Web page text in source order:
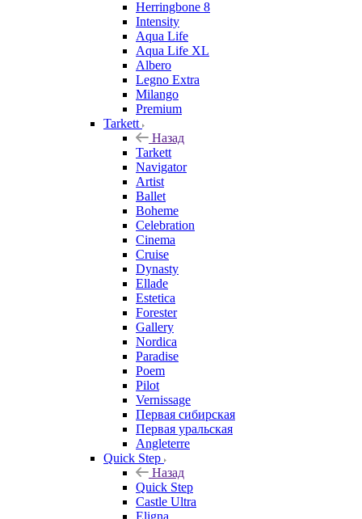
Herringbone 8
Intensity
Aqua Life
Aqua Life XL
Albero
Legno Extra
Milango
Premium
Tarkett
Назад
Tarkett
Navigator
Artist
Ballet
Boheme
Celebration
Cinema
Cruise
Dynasty
Ellade
Estetica
Forester
Gallery
Nordica
Paradise
Poem
Pilot
Vernissage
Первая сибирская
Первая уральская
Angleterre
Quick Step
Назад
Quick Step
Castle Ultra
Eligna